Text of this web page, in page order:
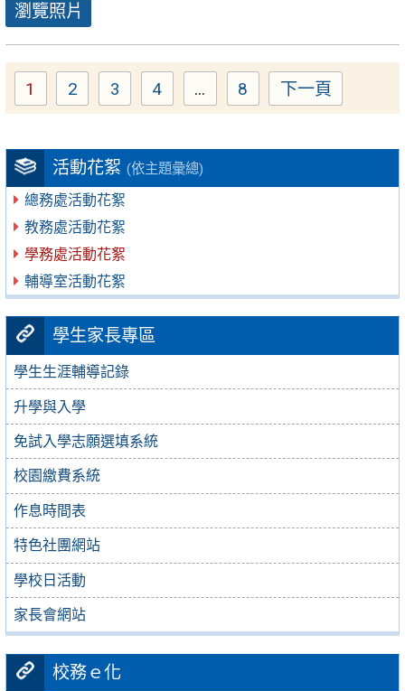
活動花絮 (依主題彙總)
總務處活動花絮
教務處活動花絮
學務處活動花絮
輔導室活動花絮
學生家長專區
學生生涯輔導記錄
升學與入學
免試入學志願選填系統
校園繳費系統
作息時間表
特色社團網站
學校日活動
家長會網站
校務ｅ化
瀏覽照片
Page
1 Page
2 Page
3 Page
4 ... Page
8 下一頁